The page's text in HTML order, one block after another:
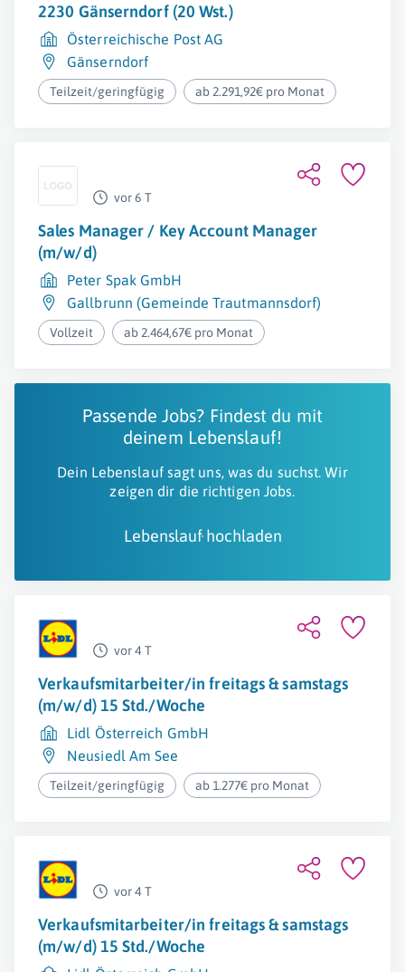
2230 Gänserndorf (20 Wst.)
Österreichische Post AG
Gänserndorf
Teilzeit/geringfügig ab 2.291,92€ pro Monat
vor 6 T
Sales Manager / Key Account Manager
(m/w/d)
Peter Spak GmbH
Gallbrunn (Gemeinde Trautmannsdorf)
Vollzeit ab 2.464,67€ pro Monat
Passende Jobs? Findest du mit
deinem Lebenslauf!
Dein Lebenslauf sagt uns, was du suchst. Wir
zeigen dir die richtigen Jobs.
Lebenslauf hochladen
vor 4 T
Verkaufsmitarbeiter/in freitags & samstags
(m/w/d) 15 Std./Woche
Lidl Österreich GmbH
Neusiedl Am See
Teilzeit/geringfügig ab 1.277€ pro Monat
vor 4 T
Verkaufsmitarbeiter/in freitags & samstags
(m/w/d) 15 Std./Woche